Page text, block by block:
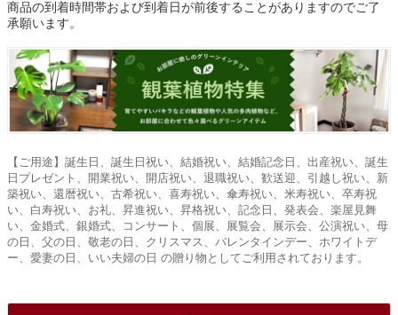
商品の到着時間帯および到着日が前後することがありますのでご了
承願います。
【ご用途】誕生日、誕生日祝い、結婚祝い、結婚記念日、出産祝い、誕生
日プレゼント、開業祝い、開店祝い、退職祝い、歓送迎、引越し祝い、新
築祝い、還暦祝い、古希祝い、喜寿祝い、傘寿祝い、米寿祝い、卒寿祝
い、白寿祝い、お礼、昇進祝い、昇格祝い、記念日、発表会、楽屋見舞
い、金婚式、銀婚式、コンサート、個展、展覧会、展示会、公演祝い、母
の日、父の日、敬老の日、クリスマス、バレンタインデー、ホワイトデ
ー、愛妻の日、いい夫婦の日 の贈り物としてご利用されております。